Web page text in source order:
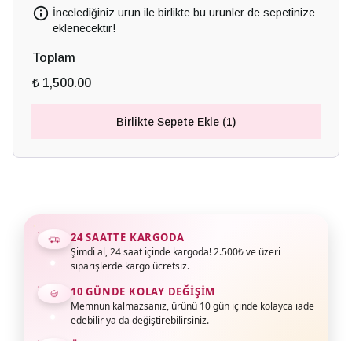
İncelediğiniz ürün ile birlikte bu ürünler de sepetinize
eklenecektir!
Toplam
₺ 1,500.00
Birlikte Sepete Ekle (1)
24 SAATTE KARGODA
Şimdi al, 24 saat içinde kargoda! 2.500₺ ve üzeri
siparişlerde kargo ücretsiz.
10 GÜNDE KOLAY DEĞIŞIM
Memnun kalmazsanız, ürünü 10 gün içinde kolayca iade
edebilir ya da değiştirebilirsiniz.